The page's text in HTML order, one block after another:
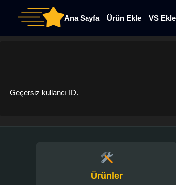
Ana Sayfa Ürün Ekle VS Ekle
Geçersiz kullancı ID.
Ürünler